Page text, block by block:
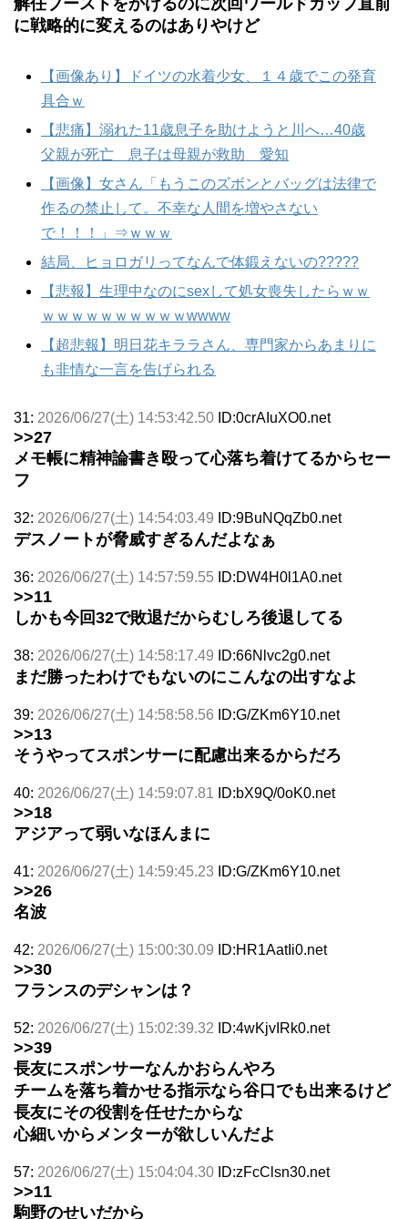
に戦略的に変えるのはありやけど
【画像あり】ドイツの水着少女、１４歳でこの発育
具合ｗ
【悲痛】溺れた11歳息子を助けようと川へ…40歳
父親が死亡 息子は母親が救助 愛知
【画像】女さん「もうこのズボンとバッグは法律で
作るの禁止して。不幸な人間を増やさない
で！！！」⇒ｗｗｗ
結局、ヒョロガリってなんで体鍛えないの?????
【悲報】生理中なのにsexして処女喪失したらｗｗ
ｗｗｗｗｗｗｗｗｗｗwwww
【超悲報】明日花キララさん、専門家からあまりに
も非情な一言を告げられる
31: 2026/06/27(土) 14:53:42.50 ID:0crAIuXO0.net
>>27
メモ帳に精神論書き殴って心落ち着けてるからセー
フ
32: 2026/06/27(土) 14:54:03.49 ID:9BuNQqZb0.net
デスノートが脅威すぎるんだよなぁ
36: 2026/06/27(土) 14:57:59.55 ID:DW4H0l1A0.net
>>11
しかも今回32で敗退だからむしろ後退してる
38: 2026/06/27(土) 14:58:17.49 ID:66Nlvc2g0.net
まだ勝ったわけでもないのにこんなの出すなよ
39: 2026/06/27(土) 14:58:58.56 ID:G/ZKm6Y10.net
>>13
そうやってスポンサーに配慮出来るからだろ
40: 2026/06/27(土) 14:59:07.81 ID:bX9Q/0oK0.net
>>18
アジアって弱いなほんまに
41: 2026/06/27(土) 14:59:45.23 ID:G/ZKm6Y10.net
>>26
名波
42: 2026/06/27(土) 15:00:30.09 ID:HR1AatIi0.net
>>30
フランスのデシャンは？
52: 2026/06/27(土) 15:02:39.32 ID:4wKjvIRk0.net
>>39
長友にスポンサーなんかおらんやろ
チームを落ち着かせる指示なら谷口でも出来るけど
長友にその役割を任せたからな
心細いからメンターが欲しいんだよ
57: 2026/06/27(土) 15:04:04.30 ID:zFcClsn30.net
>>11
駒野のせいだから